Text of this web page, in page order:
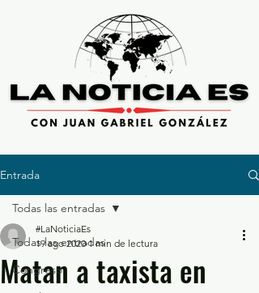
Entrada
Todas las entradas
Congreso
Todas las entradas
Matan a taxista en
#LaNoticiaEs
19 ago 2020 1 min de lectura